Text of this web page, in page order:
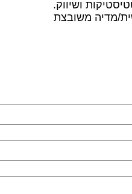
ושיווק.
מדיה משובצת